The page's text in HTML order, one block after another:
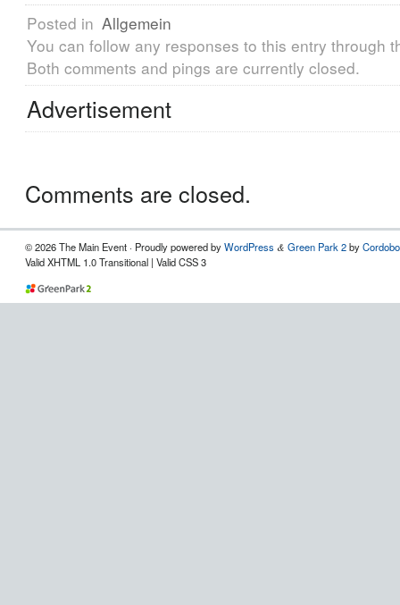
Posted in Allgemein
You can follow any responses to this entry through
Both comments and pings are currently closed.
Advertisement
Comments are closed.
© 2026 The Main Event · Proudly powered byWordPress & Green Park 2byCordobo
Valid XHTML 1.0 Transitional | Valid CSS 3